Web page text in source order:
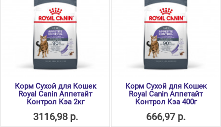
Корм Сухой для Кошек
Royal Canin Аппетайт
Контрол Кэа 2кг
3116,98 р.
Корм Сухой для Кошек
Royal Canin Аппетайт
Контрол Кэа 400г
666,97 р.